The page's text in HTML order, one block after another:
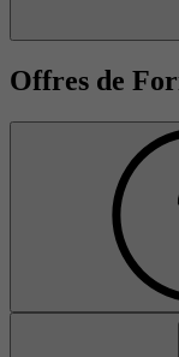
Offres de